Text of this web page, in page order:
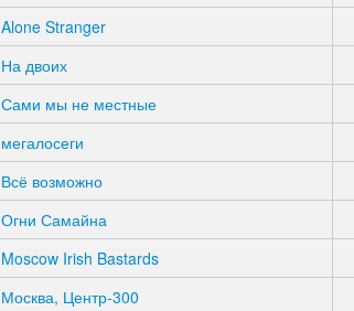
Alone Stranger
На двоих
Сами мы не местные
мегалосеги
Всё возможно
Огни Самайна
Moscow Irish Bastards
Москва, Центр-300